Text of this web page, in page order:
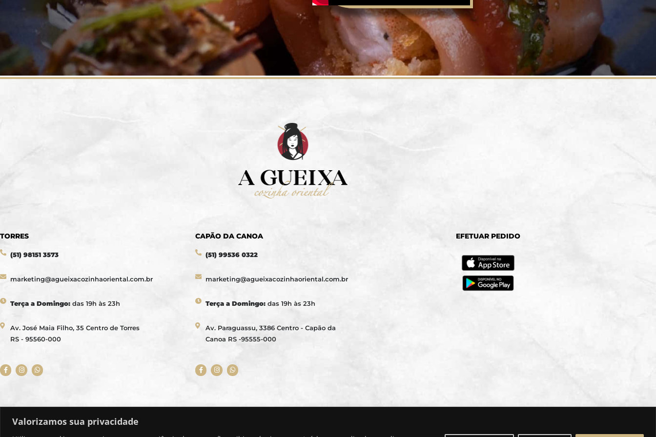
Valorizamos sua privacidade
TORRES
(51) 98151 3573
marketing@agueixacozinhaoriental.com.br
Terça a Domingo: das 19h às 23h
Av. José Maia Filho, 35 Centro de Torres
RS - 95560-000
CAPÃO DA CANOA
(51) 99536 0322
marketing@agueixacozinhaoriental.com.br
Terça a Domingo: das 19h às 23h
Av. Paraguassu, 3386 Centro - Capão da
Canoa RS -95555-000
EFETUAR PEDIDO